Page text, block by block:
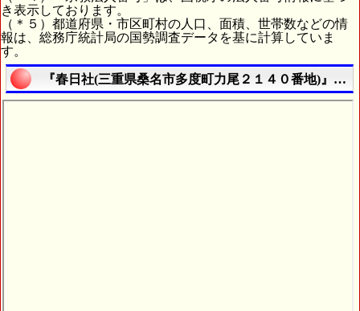
き表示しております。
（＊５）都道府県・市区町村の人口、面積、世帯数などの情
報は、総務庁統計局の国勢調査データを基に計算していま
す。
『春日社(三重県桑名市多度町力尾２１４０番地)』の